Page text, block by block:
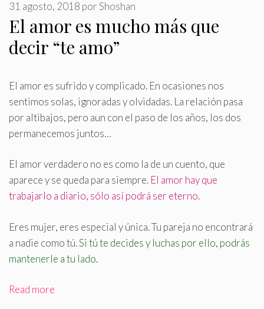
El amor es mucho más que
decir “te amo”
31 agosto, 2018 porShoshan
El amor es sufrido y complicado. En ocasiones nos
sentimos solas, ignoradas y olvidadas. La relación pasa
por altibajos, pero aun con el paso de los años, los dos
permanecemos juntos…
El amor verdadero no es como la de un cuento, que
aparece y se queda para siempre. El amor hay que
trabajarlo a diario, sólo así podrá ser eterno.
Eres mujer, eres especial y única. Tu pareja no encontrará
a nadie como tú.Si tú te decides y luchas por ello, podrás
mantenerle a tu lado.
Read more